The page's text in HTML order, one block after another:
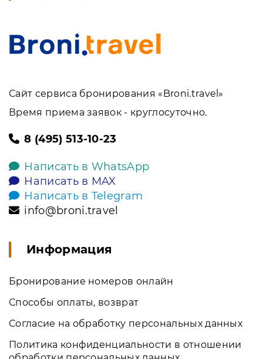
Сайт сервиса бронирования «Broni.travel»
Время приема заявок - круглосуточно.
8 (495) 513-10-23
Написать в WhatsApp
Написать в MAX
Написать в Telegram
info@broni.travel
Информация
Бронирование номеров онлайн
Способы оплаты, возврат
Согласие на обработку персональных данных
Политика конфиденциальности в отношении